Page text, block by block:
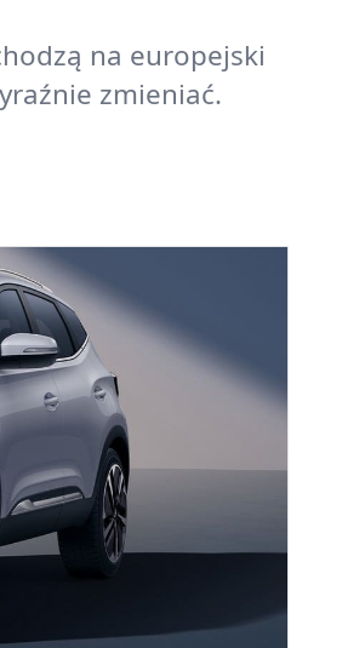
na europejski
zmieniać.